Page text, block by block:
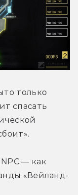
только
спасать
— как
«Вейланд-